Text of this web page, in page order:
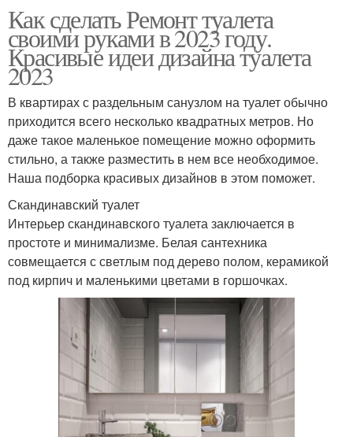
Как сделать Ремонт туалета
своими руками в 2023 году.
Красивые идеи дизайна туалета
2023
В квартирах с раздельным санузлом на туалет обычно
приходится всего несколько квадратных метров. Но
даже такое маленькое помещение можно оформить
стильно, а также разместить в нем все необходимое.
Наша подборка красивых дизайнов в этом поможет.
Скандинавский туалет
Интерьер скандинавского туалета заключается в
простоте и минимализме. Белая сантехника
совмещается с светлым под дерево полом, керамикой
под кирпич и маленькими цветами в горшочках.